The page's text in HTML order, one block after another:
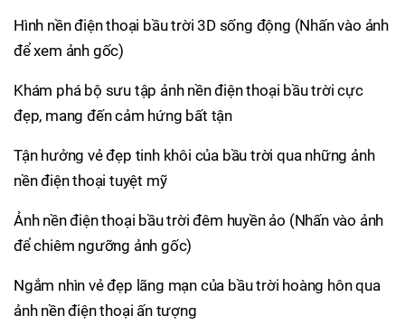
Hình nền điện thoại bầu trời 3D sống động (Nhấn vào ảnh
để xem ảnh gốc)
Khám phá bộ sưu tập ảnh nền điện thoại bầu trời cực
đẹp, mang đến cảm hứng bất tận
Tận hưởng vẻ đẹp tinh khôi của bầu trời qua những ảnh
nền điện thoại tuyệt mỹ
Ảnh nền điện thoại bầu trời đêm huyền ảo (Nhấn vào ảnh
để chiêm ngưỡng ảnh gốc)
Ngắm nhìn vẻ đẹp lãng mạn của bầu trời hoàng hôn qua
ảnh nền điện thoại ấn tượng